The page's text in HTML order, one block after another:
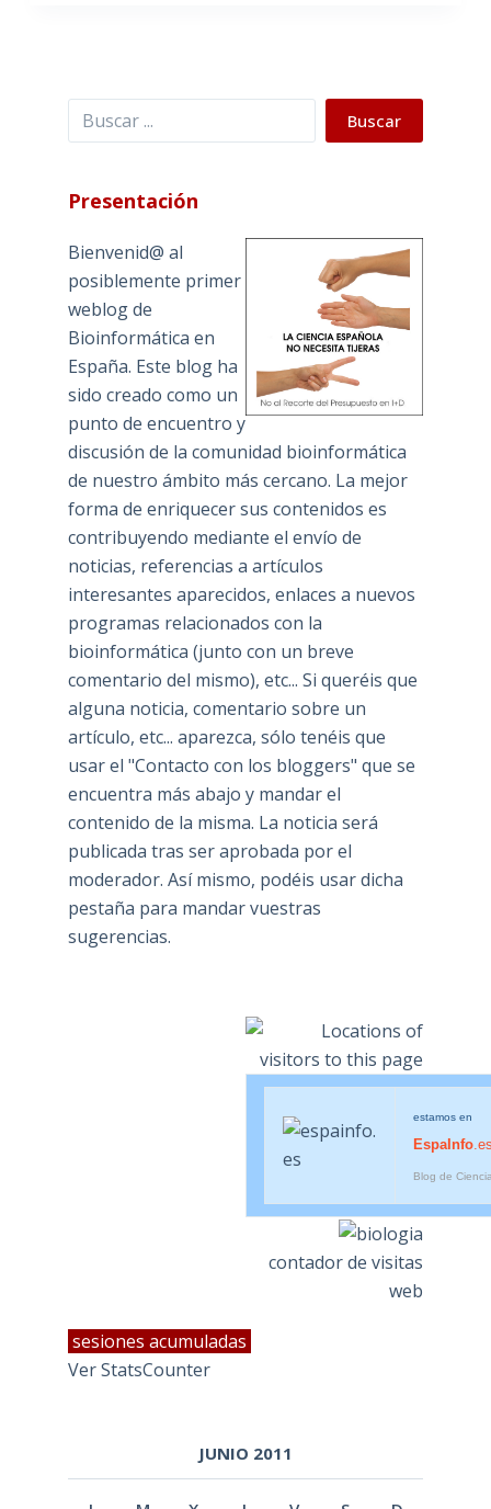
Buscar Buscar
Presentación
Bienvenid@ al
posiblemente primer
weblog de
Bioinformática en
España. Este blog ha
sido creado como un
punto de encuentro y
discusión de la comunidad bioinformática
de nuestro ámbito más cercano. La mejor
forma de enriquecer sus contenidos es
contribuyendo mediante el envío de
noticias, referencias a artículos
interesantes aparecidos, enlaces a nuevos
programas relacionados con la
bioinformática (junto con un breve
comentario del mismo), etc... Si queréis que
alguna noticia, comentario sobre un
artículo, etc... aparezca, sólo tenéis que
usar el "Contacto con los bloggers" que se
encuentra más abajo y mandar el
contenido de la misma. La noticia será
publicada tras ser aprobada por el
moderador. Así mismo, podéis usar dicha
pestaña para mandar vuestras
sugerencias.
estamos en
EspaInfo
Blog de
contador de visitas
web
sesiones acumuladas
Ver StatsCounter
JUNIO 2011